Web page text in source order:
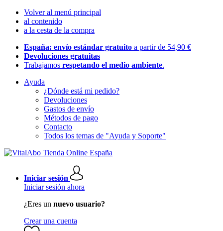
Volver al menú principal
al contenido
a la cesta de la compra
España: envío estándar gratuito a partir de 54,90 €
Devoluciones gratuitas
Trabajamos respetando el medio ambiente.
Ayuda
¿Dónde está mi pedido?
Devoluciones
Gastos de envío
Métodos de pago
Contacto
Todos los temas de "Ayuda y Soporte"
Iniciar sesión
Iniciar sesión ahora
¿Eres un nuevo usuario?
Crear una cuenta